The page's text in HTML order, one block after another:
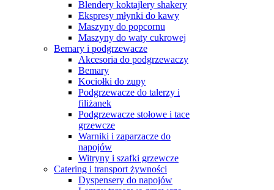
Blendery koktajlery shakery
Ekspresy młynki do kawy
Maszyny do popcornu
Maszyny do waty cukrowej
Bemary i podgrzewacze
Akcesoria do podgrzewaczy
Bemary
Kociołki do zupy
Podgrzewacze do talerzy i
filiżanek
Podgrzewacze stołowe i tace
grzewcze
Warniki i zaparzacze do
napojów
Witryny i szafki grzewcze
Catering i transport żywności
Dyspensery do napojów